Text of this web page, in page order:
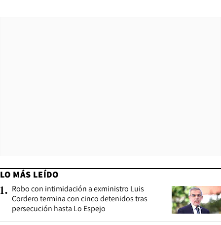
LO MÁS LEÍDO
1. Robo con intimidación a exministro Luis
Cordero termina con cinco detenidos tras
persecución hasta Lo Espejo